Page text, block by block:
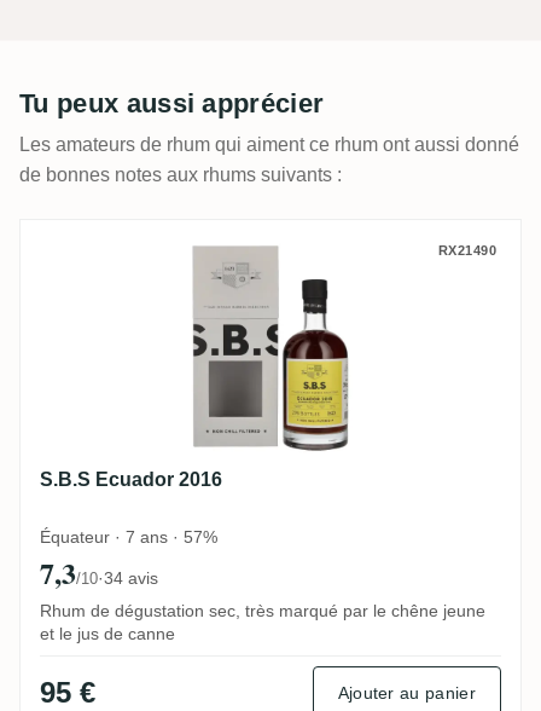
Tu peux aussi apprécier
Les amateurs de rhum qui aiment ce rhum ont aussi donné
de bonnes notes aux rhums suivants :
S.B.S Ecuador 2016 RX21490
S.B.S Ecuador 2016
Équateur · 7 ans · 57%
7,3/10·34 avis
Rhum de dégustation sec, très marqué par le chêne jeune
et le jus de canne
95 € Ajouter au panier